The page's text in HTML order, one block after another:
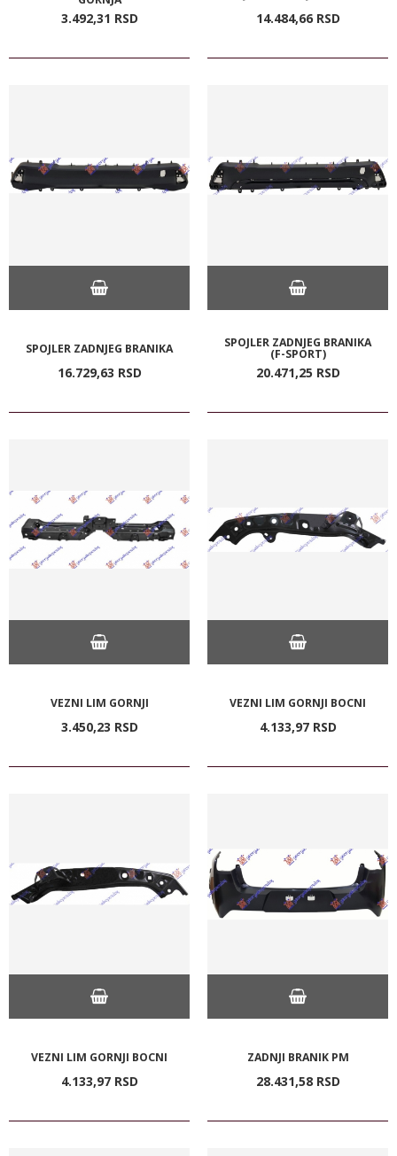
3.492,31 RSD 14.484,66 RSD
SPOJLER ZADNJEG BRANIKA
16.729,63 RSD
SPOJLER ZADNJEG BRANIKA
(F-SPORT)
20.471,25 RSD
VEZNI LIM GORNJI
3.450,23 RSD
VEZNI LIM GORNJI BOCNI
4.133,97 RSD
VEZNI LIM GORNJI BOCNI
4.133,97 RSD
ZADNJI BRANIK PM
28.431,58 RSD